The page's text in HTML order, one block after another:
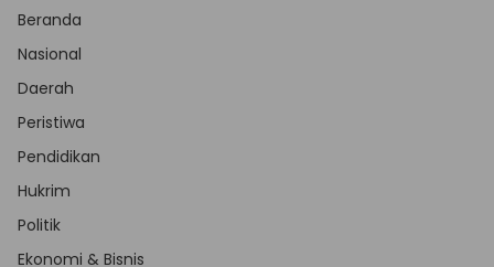
Beranda
Nasional
Daerah
Peristiwa
Pendidikan
Hukrim
Politik
Ekonomi & Bisnis